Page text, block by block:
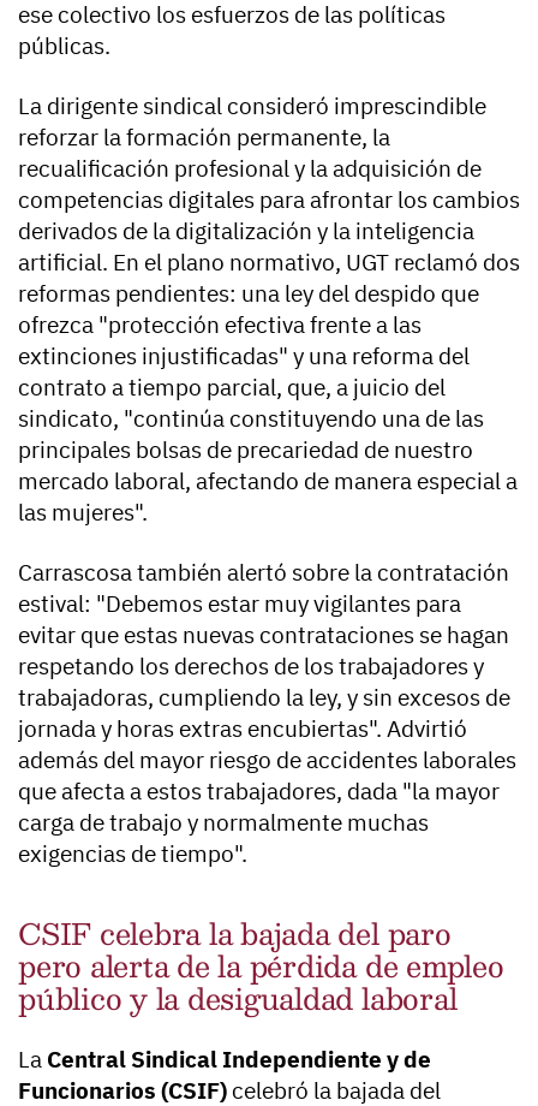
ese colectivo los esfuerzos de las políticas
públicas.
La dirigente sindical consideró imprescindible
reforzar la formación permanente, la
recualificación profesional y la adquisición de
competencias digitales para afrontar los cambios
derivados de la digitalización y la inteligencia
artificial. En el plano normativo, UGT reclamó dos
reformas pendientes: una ley del despido que
ofrezca "protección efectiva frente a las
extinciones injustificadas" y una reforma del
contrato a tiempo parcial, que, a juicio del
sindicato, "continúa constituyendo una de las
principales bolsas de precariedad de nuestro
mercado laboral, afectando de manera especial a
las mujeres".
Carrascosa también alertó sobre la contratación
estival: "Debemos estar muy vigilantes para
evitar que estas nuevas contrataciones se hagan
respetando los derechos de los trabajadores y
trabajadoras, cumpliendo la ley, y sin excesos de
jornada y horas extras encubiertas". Advirtió
además del mayor riesgo de accidentes laborales
que afecta a estos trabajadores, dada "la mayor
carga de trabajo y normalmente muchas
exigencias de tiempo".
CSIF celebra la bajada del paro
pero alerta de la pérdida de empleo
público y la desigualdad laboral
La Central Sindical Independiente y de
Funcionarios (CSIF) celebró la bajada del